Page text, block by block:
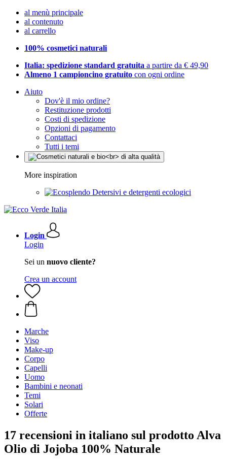
al menù principale
al contenuto
al carrello
100% cosmetici naturali
Italia: spedizione standard gratuita a partire da € 49,90
Almeno 1 campioncino gratuito con ogni ordine
Aiuto
Dov'è il mio ordine?
Restituzione prodotti
Costi di spedizione
Opzioni di pagamento
Contattaci
Tutti i temi
More inspiration
Detersivi e detergenti ecologici
Login
Login
Sei un nuovo cliente?
Crea un account
Marche
Viso
Make-up
Corpo
Capelli
Uomo
Bambini e neonati
Temi
Solari
Offerte
17 recensioni in italiano sul prodotto Alva
Olio di Jojoba 100% Naturale